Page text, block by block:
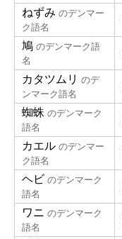
ねずみ のデンマー
ク語名
鳩 のデンマーク語
名
カタツムリ のデ
ンマーク語名
蜘蛛 のデンマーク
語名
カエル のデンマー
ク語名
ヘビ のデンマーク
語名
ワニ のデンマーク
語名